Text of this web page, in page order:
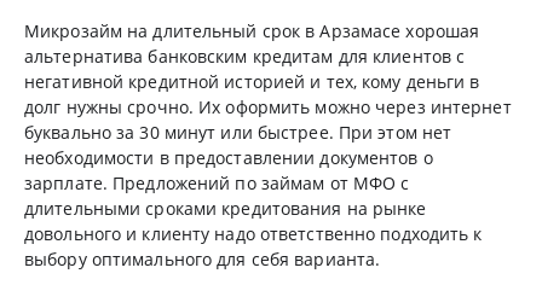
Микрозайм на длительный срок в Арзамасе хорошая
альтернатива банковским кредитам для клиентов с
негативной кредитной историей и тех, кому деньги в
долг нужны срочно. Их оформить можно через интернет
буквально за 30 минут или быстрее. При этом нет
необходимости в предоставлении документов о
зарплате. Предложений по займам от МФО с
длительными сроками кредитования на рынке
довольного и клиенту надо ответственно подходить к
выбору оптимального для себя варианта.